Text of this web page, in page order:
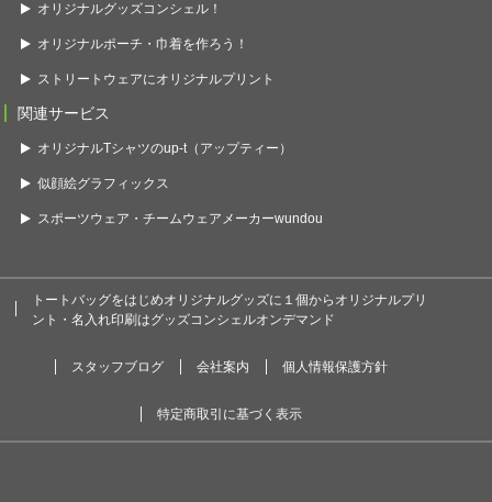
オリジナルグッズコンシェル！
オリジナルポーチ・巾着を作ろう！
ストリートウェアにオリジナルプリント
関連サービス
オリジナルTシャツのup-t（アップティー）
似顔絵グラフィックス
スポーツウェア・チームウェアメーカーwundou
トートバッグをはじめオリジナルグッズに１個からオリジナルプリ
ント・名入れ印刷はグッズコンシェルオンデマンド
スタッフブログ 会社案内 個人情報保護方針
特定商取引に基づく表示